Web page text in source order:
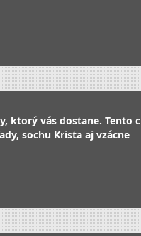
ktorý vás dostane. Tento
sochu Krista aj vzácne